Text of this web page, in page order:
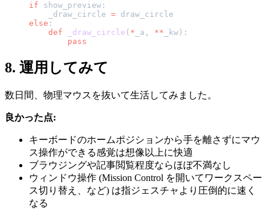
if show_preview:
    _draw_circle
= draw_circle
else :
    def
_draw_circle ( * _a, ** _kw):
        pass
8. 運用してみて
数日間、物理マウスを抜いて生活してみました。
良かった点:
キーボードのホームポジションから手を離さずにマウ
ス操作ができる感覚は想像以上に快適
ブラウジングや記事閲覧程度ならほぼ不満なし
ウィンドウ操作 (Mission Control を開いてワークスペー
ス切り替え、など) は指ジェスチャより圧倒的に速く
なる